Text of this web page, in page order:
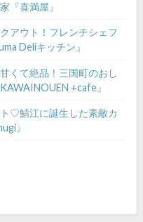
『喜満屋』
アウト！フレンチシェフ
Deliキッチン』
くて絶品！三国町のおし
+cafe』
♡鯖江に誕生した素敵カ
』